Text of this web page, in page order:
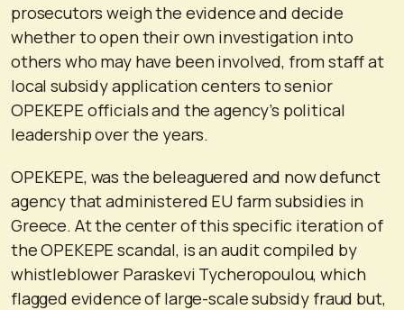
prosecutors weigh the evidence and decide
whether to open their own investigation into
others who may have been involved, from staff at
local subsidy application centers to senior
OPEKEPE officials and the agency’s political
leadership over the years.
OPEKEPE, was the beleaguered and now defunct
agency that administered EU farm subsidies in
Greece. At the center of this specific iteration of
the OPEKEPE scandal, is an audit compiled by
whistleblower Paraskevi Tycheropoulou, which
flagged evidence of large-scale subsidy fraud but,